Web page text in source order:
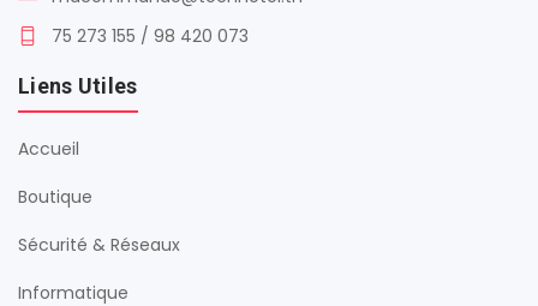
75 273 155 / 98 420 073
Liens Utiles
Accueil
Boutique
Sécurité & Réseaux
Informatique